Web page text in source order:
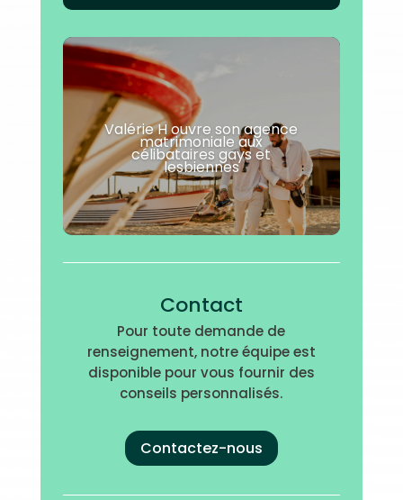
Valérie H ouvre son agence
matrimoniale aux
célibataires gays et
lesbiennes
Contact
Pour toute demande de
renseignement, notre équipe est
disponible pour vous fournir des
conseils personnalisés.
Contactez-nous